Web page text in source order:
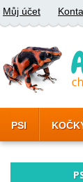
Můj účet
PSI